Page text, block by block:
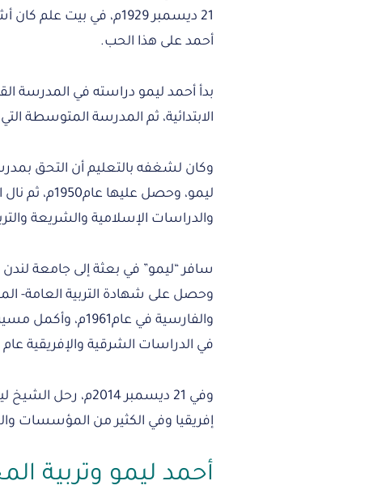
21 ديسمبر 1929م، في
أحمد على هذا الحب.
بدأ أحمد ليمو دراسته في المدرسة
الابتدائية، ثم المدرسة المتوسطة التي
وكان لشغفه بالتعليم أن التحق
ليمو، وحصل
والدراسات الإسلامية والشريعة والتربية
وحصل على شهادة التربية العامة-
والفارسية في
في الدراسات الشرقية والإفريقية عام 1964م.
وفي 21 ديسمبر
إفريقيا وفي الكثير من المؤسسات
أحمد ليمو وتربية